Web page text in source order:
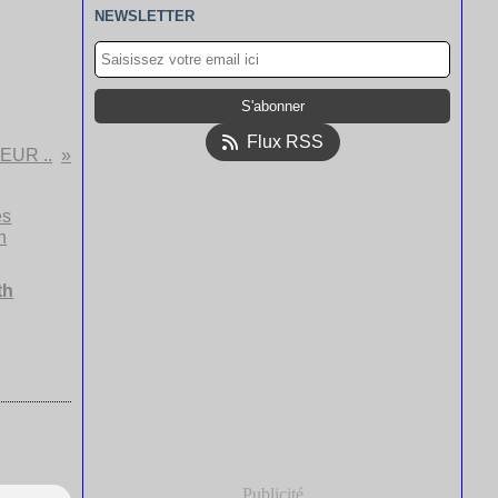
..
NEWSLETTER
Flux RSS
Publicité